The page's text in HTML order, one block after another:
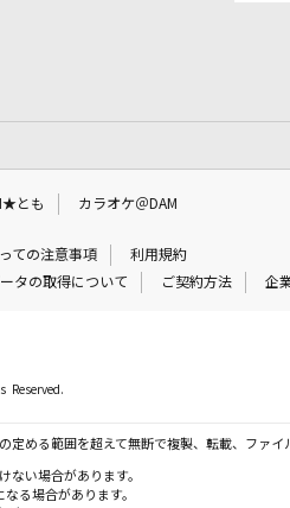
とも カラオケ＠DAM
ての注意事項
利用規約
タの取得について ご契約方法 企
Reserved.
める範囲を超えて無断で複製、転載、ファイ
ない場合があります。
る場合があります。